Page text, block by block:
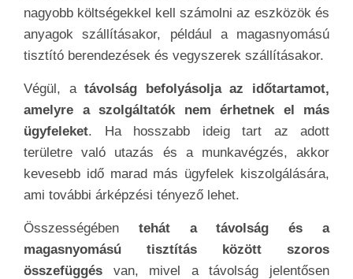
nagyobb költségekkel kell számolni az eszközök és
anyagok szállításakor, például a magasnyomású
tisztító berendezések és vegyszerek szállításakor.
Végül, atávolság befolyásolja az időtartamot,
amelyre a szolgáltatók nem érhetnek el más
ügyfeleket. Ha hosszabb ideig tart az adott
területre való utazás és a munkavégzés, akkor
kevesebb idő marad más ügyfelek kiszolgálására,
ami további árképzési tényező lehet.
Összességében tehát a távolság és a
magasnyomású tisztítás között szoros
összefüggés van, mivel a távolság jelentősen